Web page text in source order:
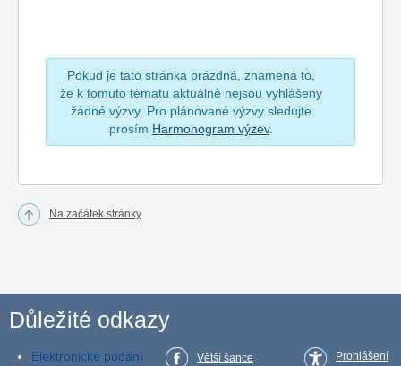
Pokud je tato stránka prázdná, znamená to,
že k tomuto tématu aktuálně nejsou vyhlášeny
žádné výzvy. Pro plánované výzvy sledujte
prosím Harmonogram výzev.
Na začátek stránky
Důležité odkazy
Elektronické podání
Větší šance
Prohlášení